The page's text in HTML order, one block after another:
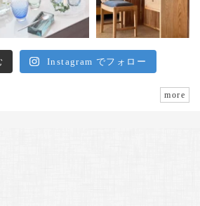
Instagram でフォロー
more